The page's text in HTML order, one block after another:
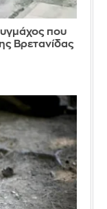
που
Βρετανίδας